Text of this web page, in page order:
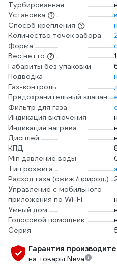
Турбированная
Установка
Способ крепления
Количество точек забора
Форма
Вес нетто
Габариты без упаковки
Подводка
Газ-контроль
Предохранительный клапан
Фильтр для газа
Индикация включения
Индикация нагрева
Дисплей
КПД
Min давление воды
Тип розжига
Расход газа (сжиж./природ.)
Управление c мобильного
приложения по Wi-Fi
Умный дом
Голосовой помощник
Серия
Гарантия
на товары Neva